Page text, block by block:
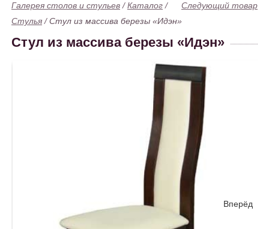
Следующий товар
Галерея столов и стульев /Каталог /
Стулья /Стул из массива березы «Идэн»
Стул из массива березы «Идэн»
Вперёд